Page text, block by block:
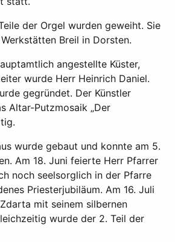
der Orgel wurden geweiht. Sie
Breil in Dorsten.
angestellte Küster,
wurde Herr Heinrich Daniel.
gegründet. Der Künstler
Altar-Putzmosaik „Der
wurde gebaut und konnte am 5.
Am 18. Juni feierte Herr Pfarrer
noch seelsorglich in der Pfarre
Priesterjubiläum. Am 16. Juli
mit seinem silbernen
wurde der 2. Teil der